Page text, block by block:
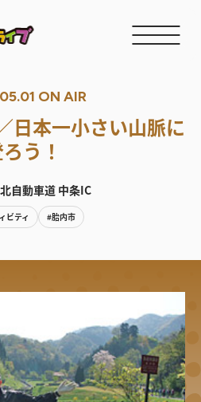
ON AIR
日本一小さい山脈に
う！
自動車道 中条IC
ビティ #胎内市